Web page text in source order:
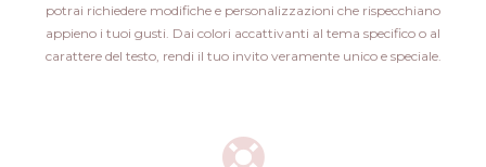
potrai richiedere modifiche e personalizzazioni che rispecchiano
appieno i tuoi gusti. Dai colori accattivanti al tema specifico o al
carattere del testo, rendi il tuo invito veramente unico e speciale.